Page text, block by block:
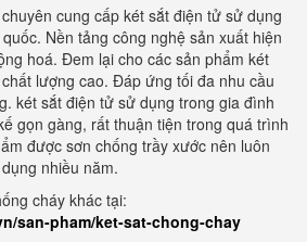
cung cấp két sắt điện tử sử dụng
Nền tảng công nghệ sản xuất hiện
hoá. Đem lại cho các sản phẩm két
lượng cao. Đáp ứng tối đa nhu cầu
két sắt điện tử sử dụng trong gia đình
gọn gàng, rất thuận tiện trong quá trình
được sơn chống trầy xước nên luôn
nhiều năm.
cháy khác tại:
san-pham/ket-sat-chong-chay